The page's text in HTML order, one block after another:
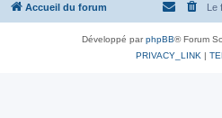
Accueil du forum Le
Développé parphpBB® Forum
PRIVACY_LINK |